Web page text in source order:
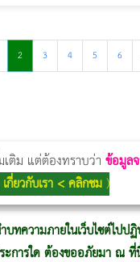
2 3 4 5 6
ติม แต่ต้องทราบว่า ข้อมูล
เกี่ยวกับเรา < คลิกชม)
ความภายในเว็บไซต์ไปป
ะการใด ต้องขออภัยมา ณ